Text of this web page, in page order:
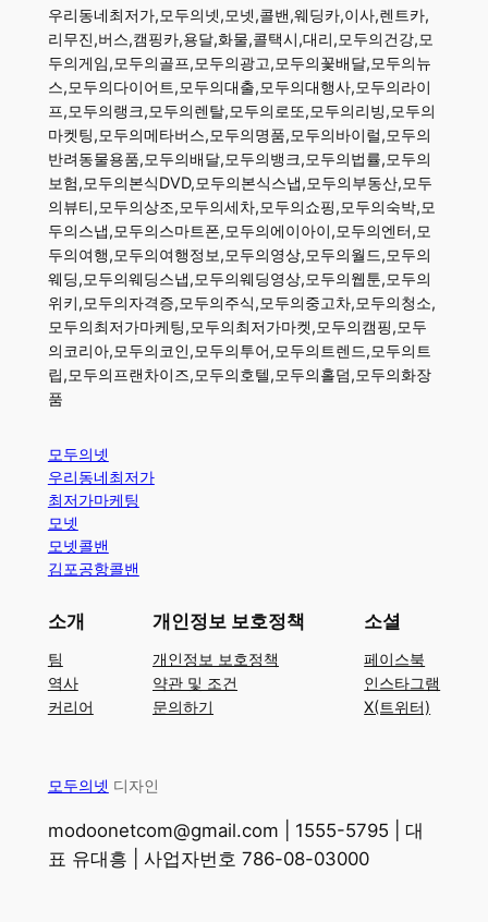
우리동네최저가,모두의넷,모넷,콜밴,웨딩카,이사,렌트카,
리무진,버스,캠핑카,용달,화물,콜택시,대리,모두의건강,모
두의게임,모두의골프,모두의광고,모두의꽃배달,모두의뉴
스,모두의다이어트,모두의대출,모두의대행사,모두의라이
프,모두의랭크,모두의렌탈,모두의로또,모두의리빙,모두의
마켓팅,모두의메타버스,모두의명품,모두의바이럴,모두의
반려동물용품,모두의배달,모두의뱅크,모두의법률,모두의
보험,모두의본식DVD,모두의본식스냅,모두의부동산,모두
의뷰티,모두의상조,모두의세차,모두의쇼핑,모두의숙박,모
두의스냅,모두의스마트폰,모두의에이아이,모두의엔터,모
두의여행,모두의여행정보,모두의영상,모두의월드,모두의
웨딩,모두의웨딩스냅,모두의웨딩영상,모두의웹툰,모두의
위키,모두의자격증,모두의주식,모두의중고차,모두의청소,
모두의최저가마케팅,모두의최저가마켓,모두의캠핑,모두
의코리아,모두의코인,모두의투어,모두의트렌드,모두의트
립,모두의프랜차이즈,모두의호텔,모두의홀덤,모두의화장
품
모두의넷
우리동네최저가
최저가마케팅
모넷
모넷콜밴
김포공항콜밴
소개
팀
역사
커리어
개인정보 보호정책
개인정보 보호정책
약관 및 조건
문의하기
소셜
페이스북
인스타그램
X(트위터)
모두의넷 디자인
modoonetcom@gmail.com | 1555-5795 | 대
표 유대흥 | 사업자번호 786-08-03000